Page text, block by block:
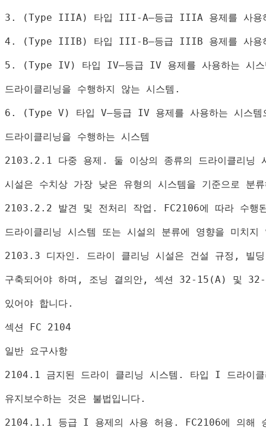
3. (Type IIIA) 타입 III-A—등급 IIIA 용제를 사용
4. (Type IIIB) 타입 III-B—등급 IIIB 용제를 사용
5. (Type IV) 타입 IV—등급 IV 용제를 사용하는 시스
드라이클리닝을 수행하지 않는 시스템 .
6. (Type V) 타입 V—등급 IV 용제를 사용하는 시스템
드라이클리닝을 수행하는 시스템
2103.2.1 다중 용제 . 둘 이상의 종류의 드라이클리닝
시설은 수치상 가장 낮은 유형의 시스템을 기준으로 분
2103.2.2 발견 및 전처리 작업 . FC2106에 따라 수행
드라이클리닝 시스템 또는 시설의 분류에 영향을 미치지
2103.3 디자인 . 드라이 클리닝 시설은 건설 규정 , 빌
구축되어야 하며 , 조닝 결의안 , 섹션 32-15(A) 및
있어야 합니다.
섹션 FC 2104
일반 요구사항
2104.1 금지된 드라이 클리닝 시스템 . 타입 I 드라이
유지보수하는 것은 불법입니다.
2104.1.1 등급 I 용제의 사용 허용 . FC2106에 의해